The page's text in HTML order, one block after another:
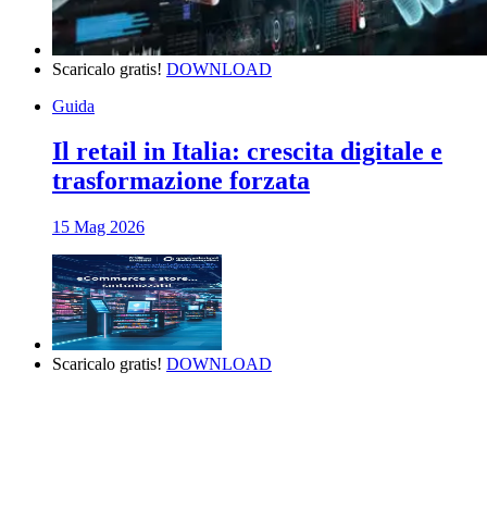
Scaricalo gratis! DOWNLOAD
Guida
Il retail in Italia: crescita digitale e
trasformazione forzata
15 Mag 2026
Scaricalo gratis! DOWNLOAD